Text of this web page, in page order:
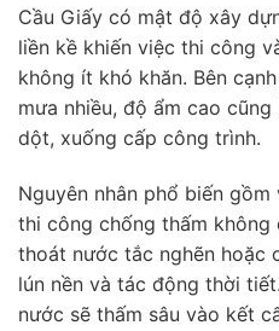
Cầu Giấy có mật độ xây
liền kề khiến việc thi công
không ít khó khăn. Bên
mưa nhiều, độ ẩm cao
dột, xuống cấp công trình.
Nguyên nhân phổ biến
thi công chống thấm không
thoát nước tắc nghẽn hoặc
lún nền và tác động thời
nước sẽ thấm sâu vào kết